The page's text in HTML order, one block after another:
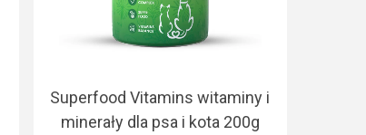
Superfood Vitamins witaminy i
minerały dla psa i kota 200g